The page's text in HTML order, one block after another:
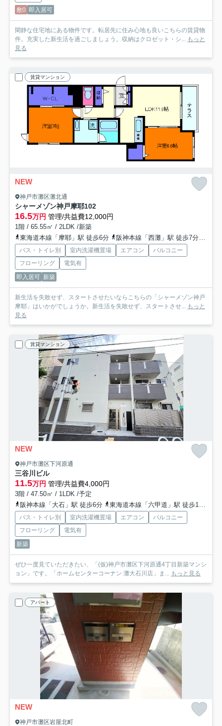
敷0 即入居可
閑静な住宅地にある物件です。転居先に住み心地も良いこちらの賃貸物
件。充実した新生活を過ごしましょう。収納はクロゼット・シ...
もっと
見る
賃貸マンション
NEW
神戸市灘区灘北通
シャーメゾン神戸摩耶102
16.5万円 管理/共益費12,000円
1階 / 65.55㎡ / 2LDK /新築
東海道本線「摩耶」駅 徒歩6分
阪神本線「西灘」駅 徒歩7分
バス・トイレ別 室内洗濯機置場 エアコン
バルコニー
フローリング
電気有
即入居可 新築
新生活を失敗せず、スタートさせたいならこちらの「シャーメゾン神戸
摩耶」はいかがでしょうか。新生活を失敗せず、スタートさせ...
もっと
見る
賃貸マンション
NEW
神戸市灘区下河原通
三谷川ビル
11.5万円 管理/共益費4,000円
3階 / 47.50㎡ / 1LDK /予定
阪神本線「大石」駅 徒歩6分
東海道本線「六甲道」駅 徒歩12分
バス・トイレ別 室内洗濯機置場 エアコン
バルコニー
フローリング
電気有
新築
ぜひ一度見ていただきたい、「(仮)神戸市灘区下河原通4丁目新築マンシ
ョン」です。「ホームセンターコーナン 灘大石川店」ま...
もっと見る
アパート
NEW
神戸市灘区岩屋北町